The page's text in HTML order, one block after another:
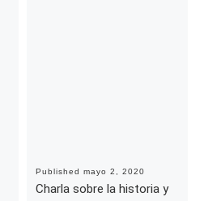
Published mayo 2, 2020
Charla sobre la historia y